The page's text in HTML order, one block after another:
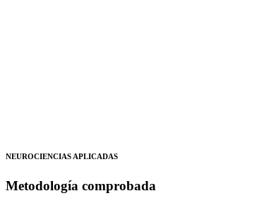
NEUROCIENCIAS APLICADAS
Metodología comprobada